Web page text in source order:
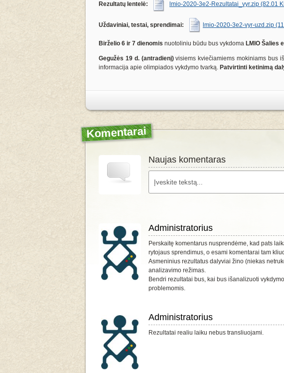
Rezultatų lentelė: lmio-2020-3e2-Rezultatai_vyr.zip (82.01
Uždaviniai, testai, sprendimai: lmio-2020-3e2-vyr-uzd.zip
Birželio 6 ir 7 dienomis nuotoliniu būdu bus vykdoma LMIO Šalies
Gegužės 19 d. (antradienį)visiems kviečiamiems mokiniams bus
informacija apie olimpiados vykdymo tvarką. Patvirtinti ketinimą
Komentarai
Naujas komentaras
Administratorius
Perskaitę komentarus nusprendėme, kad pats
rytojaus sprendimus, o esami komentarai tam
Asmeninius rezultatus dalyviai žino (niekas
analizavimo režimas.
Bendri rezultatai bus, kai bus išanalizuoti
problemomis.
Administratorius
Rezultatai realiu laiku nebus transliuojami.